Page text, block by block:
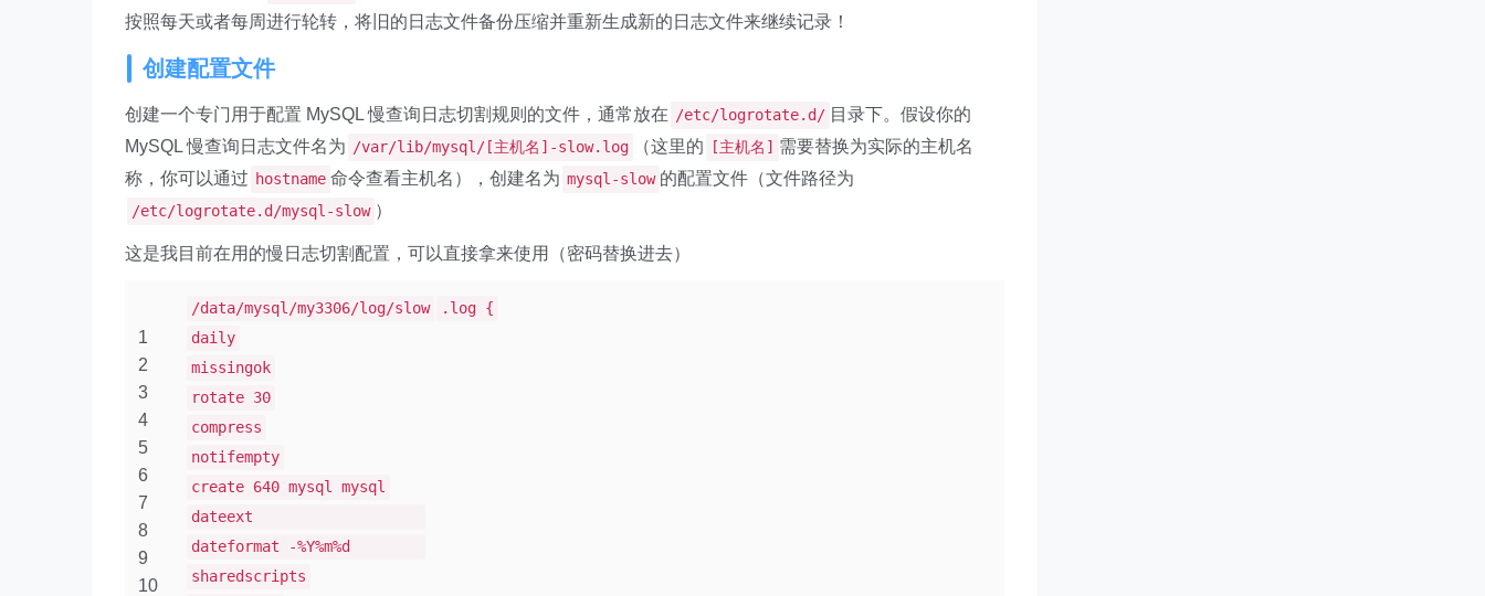
按照每天或者每周进行轮转，将旧的日志文件备份压缩并重新生成新的日志文件来继续记录！
创建配置文件
创建一个专门用于配置 MySQL 慢查询日志切割规则的文件，通常放在 /etc/logrotate.d/ 目录下。假设你的
MySQL 慢查询日志文件名为 /var/lib/mysql/[主机名]-slow.log （这里的 [主机名] 需要替换为实际的主机名
称，你可以通过 hostname 命令查看主机名），创建名为 mysql-slow 的配置文件（文件路径为
/etc/logrotate.d/mysql-slow ）
这是我目前在用的慢日志切割配置，可以直接拿来使用（密码替换进去）
1
2
3
4
5
6
7
8
9
10
/data/mysql/my3306/log/slow
.log {
daily
missingok
rotate 30
compress
notifempty
create 640 mysql mysql
dateext
dateformat -%Y%m%d
sharedscripts